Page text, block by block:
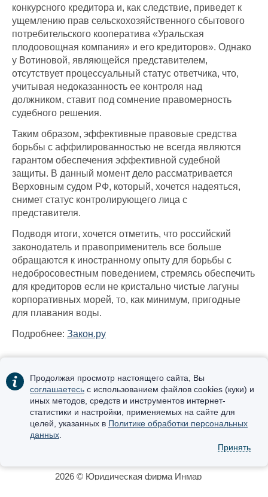
конкурсного кредитора и, как следствие, приведет к
ущемлению прав сельскохозяйственного сбытового
потребительского кооператива «Уральская
плодоовощная компания» и его кредиторов». Однако
у Вотиновой, являющейся представителем,
отсутствует процессуальный статус ответчика, что,
учитывая недоказанность ее контроля над
должником, ставит под сомнение правомерность
судебного решения.
Таким образом, эффективные правовые средства
борьбы с аффилированностью не всегда являются
гарантом обеспечения эффективной судебной
защиты. В данный момент дело рассматривается
Верховным судом РФ, который, хочется надеяться,
снимет статус контролирующего лица с
представителя.
Подводя итоги, хочется отметить, что российский
законодатель и правоприменитель все больше
обращаются к иностранному опыту для борьбы с
недобросовестным поведением, стремясь обеспечить
для кредиторов если не кристально чистые лагуны
корпоративных морей, то, как минимум, пригодные
для плавания воды.
Подробнее: Закон.ру
Получить консультацию:
2026 © Юридическая фирма Инмар
Продолжая просмотр настоящего сайта, Вы
соглашаетесь с использованием файлов cookies (куки) и
иных методов, средств и инструментов интернет-
статистики и настройки, применяемых на сайте для
целей, указанных в Политике обработки персональных
данных
Принять